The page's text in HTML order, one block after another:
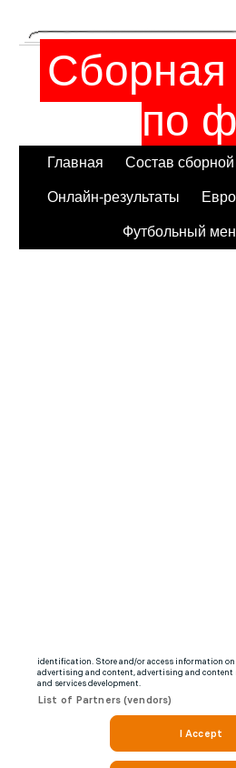
Сборная
по
Главная Состав сборной
Онлайн-результаты
Футбольный